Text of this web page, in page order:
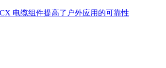
电缆组件提高了户外应用的可靠性